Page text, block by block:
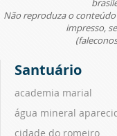
Não reproduza o
impresso,
Santuário
academia marial
água mineral
cidade do romeiro